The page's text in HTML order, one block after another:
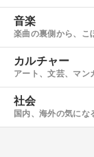
音楽
楽曲の裏側から、こ
カルチャー
アート、文芸、マン
社会
国内、海外の気にな